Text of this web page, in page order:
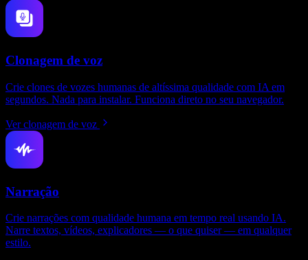
Clonagem de voz
Crie clones de vozes humanas de altíssima qualidade com IA em
segundos. Nada para instalar. Funciona direto no seu navegador.
Ver clonagem de voz
Narração
Crie narrações com qualidade humana em tempo real usando IA.
Narre textos, vídeos, explicadores — o que quiser — em qualquer
estilo.